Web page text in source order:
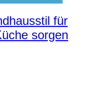
für
sorgen